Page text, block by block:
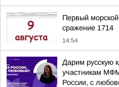
Первый
сражение 1714
14:54
Дарим русскую
участникам
России, с